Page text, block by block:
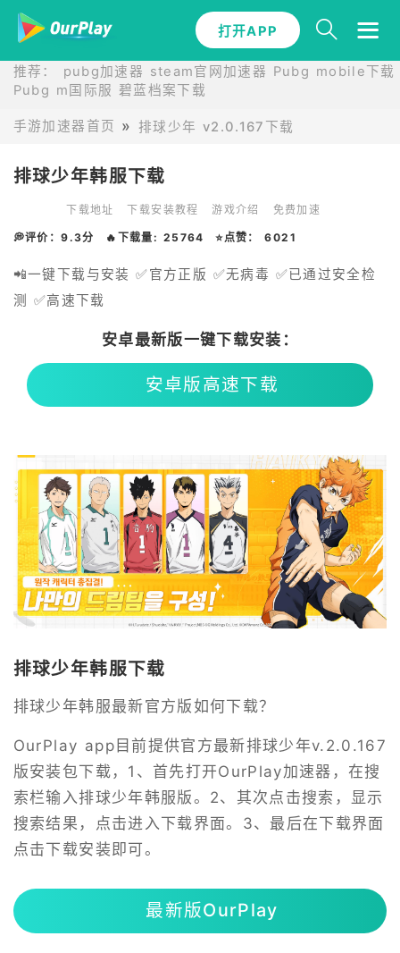
打开APP
推荐： pubg加速器 steam官网加速器 Pubg mobile下载
Pubg m国际服 碧蓝档案下载
手游加速器首页 排球少年 v2.0.167下载
排球少年韩服下载
下载地址 下载安装教程 游戏介绍 免费加速
💭评价：9.3分 🔥下载量: 25764 ⭐点赞： 6021
📲一键下载与安装 ✅官方正版 ✅无病毒 ✅已通过安全检
测 ✅高速下载
安卓最新版一键下载安装：
安卓版高速下载
排球少年韩服下载
排球少年韩服最新官方版如何下载？
OurPlay app目前提供官方最新排球少年v.2.0.167
版安装包下载，1、首先打开OurPlay加速器，在搜
索栏输入排球少年韩服版。2、其次点击搜索，显示
搜索结果，点击进入下载界面。3、最后在下载界面
点击下载安装即可。
最新版OurPlay